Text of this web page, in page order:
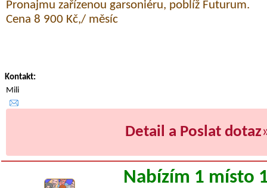
Pronajmu zařízenou garsoniéru, poblíž Futurum.
Cena 8 900 Kč,/ měsíc
Kontakt:
Mili
Detail a Poslat dotaz
Nabízím 1 místo